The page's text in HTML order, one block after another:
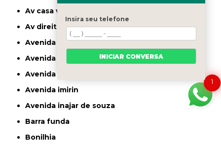
av casa verde
av direitos humanos
avenida casa verde
avenida deputado emilio carlos
avenida engenheiro caetano alvares
avenida imirin
avenida inajar de souza
barra funda
bonilhia
1
Insira seu telefone
INICIAR CONVERSA